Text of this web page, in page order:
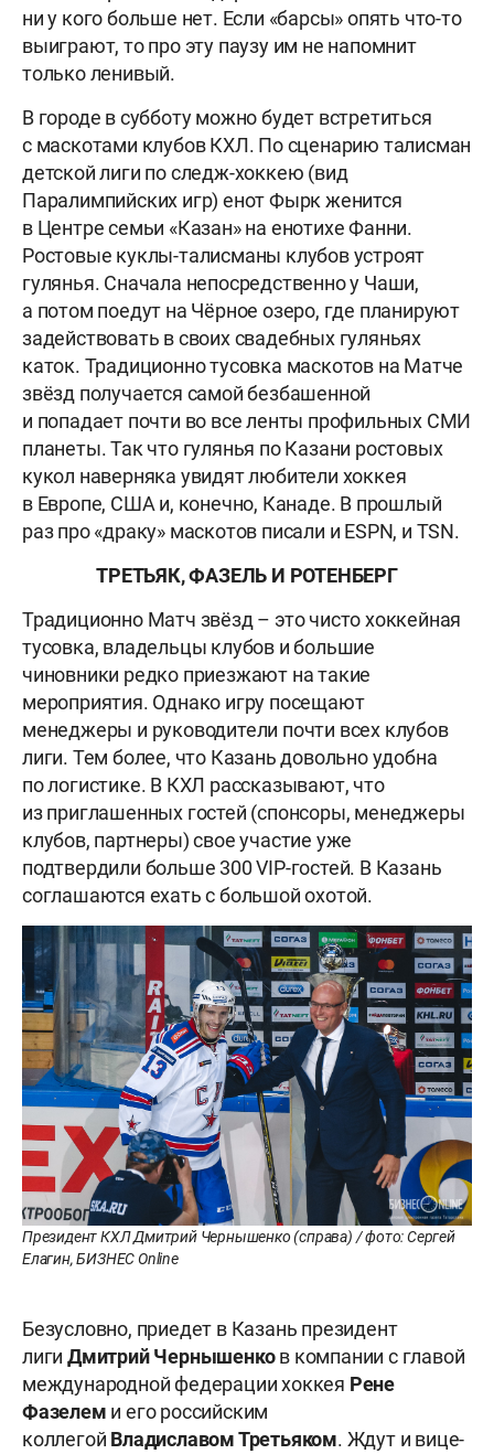
ни у кого больше нет. Если «барсы» опять что-то
выиграют, то про эту паузу им не напомнит
только ленивый.
В городе в субботу можно будет встретиться
с маскотами клубов КХЛ. По сценарию талисман
детской лиги по следж-хоккею (вид
Паралимпийских игр) енот Фырк женится
в Центре семьи «Казан» на енотихе Фанни.
Ростовые куклы-талисманы клубов устроят
гулянья. Сначала непосредственно у Чаши,
а потом поедут на Чёрное озеро, где планируют
задействовать в своих свадебных гуляньях
каток. Традиционно тусовка маскотов на Матче
звёзд получается самой безбашенной
и попадает почти во все ленты профильных СМИ
планеты. Так что гулянья по Казани ростовых
кукол наверняка увидят любители хоккея
в Европе, США и, конечно, Канаде. В прошлый
раз про «драку» маскотов писали и ESPN, и TSN.
ТРЕТЬЯК, ФАЗЕЛЬ И РОТЕНБЕРГ
Традиционно Матч звёзд – это чисто хоккейная
тусовка, владельцы клубов и большие
чиновники редко приезжают на такие
мероприятия. Однако игру посещают
менеджеры и руководители почти всех клубов
лиги. Тем более, что Казань довольно удобна
по логистике. В КХЛ рассказывают, что
из приглашенных гостей (спонсоры, менеджеры
клубов, партнеры) свое участие уже
подтвердили больше 300 VIP-гостей. В Казань
соглашаются ехать с большой охотой.
Президент КХЛ Дмитрий Чернышенко (справа) / фото: Сергей
Елагин, БИЗНЕС Online
Безусловно, приедет в Казань президент
лиги Дмитрий Чернышенков компании с главой
международной федерации хоккея Рене
Фазелем и его российским
коллегой Владиславом Третьяком. Ждут и вице-